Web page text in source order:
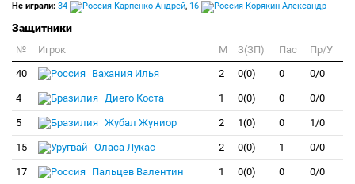
Не играли: 34 Карпенко Андрей, 16 Корякин Александр
Защитники
№ Игрок M З(ЗП) Пас
Пр/У
40
Вахания Илья 2 0(0) 0 0/0
4 Диего Коста 1 0(0) 0 0/0
5 Жубал Жуниор 2 1(0) 0 1/0
15 Оласа Лукас 2 0(0) 1 0/0
17 Пальцев Валентин 1 0(0) 0 0/0